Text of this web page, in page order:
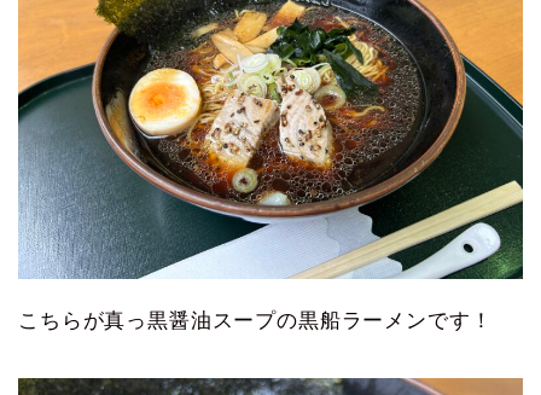
こちらが真っ黒醤油スープの黒船ラーメンです！